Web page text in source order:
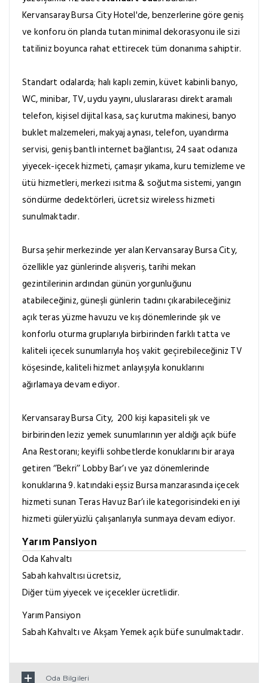
Kervansaray Bursa City Hotel'de, benzerlerine göre geniş
ve konforu ön planda tutan minimal dekorasyonu ile sizi
tatiliniz boyunca rahat ettirecek tüm donanıma sahiptir.
Standart odalarda; halı kaplı zemin, küvet kabinli banyo,
WC, minibar, TV, uydu yayını, uluslararası direkt aramalı
telefon, kişisel dijital kasa, saç kurutma makinesi, banyo
buklet malzemeleri, makyaj aynası, telefon, uyandırma
servisi, geniş bantlı internet bağlantısı, 24 saat odanıza
yiyecek-içecek hizmeti, çamaşır yıkama, kuru temizleme ve
ütü hizmetleri, merkezi ısıtma & soğutma sistemi, yangın
söndürme dedektörleri, ücretsiz wireless hizmeti
sunulmaktadır.
Bursa şehir merkezinde yer alan Kervansaray Bursa City,
özellikle yaz günlerinde alışveriş, tarihi mekan
gezintilerinin ardından günün yorgunluğunu
atabileceğiniz, güneşli günlerin tadını çıkarabileceğiniz
açık teras yüzme havuzu ve kış dönemlerinde şık ve
konforlu oturma gruplarıyla birbirinden farklı tatta ve
kaliteli içecek sunumlarıyla hoş vakit geçirebileceğiniz TV
köşesinde, kaliteli hizmet anlayışıyla konuklarını
ağırlamaya devam ediyor.
Kervansaray Bursa City, 200 kişi kapasiteli şık ve
birbirinden leziz yemek sunumlarının yer aldığı açık büfe
Ana Restoranı; keyifli sohbetlerde konuklarını bir araya
getiren ‘’Bekri’’ Lobby Bar’ı ve yaz dönemlerinde
konuklarına 9. katındaki eşsiz Bursa manzarasında içecek
hizmeti sunan Teras Havuz Bar’ı ile kategorisindeki en iyi
hizmeti güleryüzlü çalışanlarıyla sunmaya devam ediyor.
Yarım Pansiyon
Oda Kahvaltı
Sabah kahvaltısı ücretsiz,
Diğer tüm yiyecek ve içecekler ücretlidir.
Yarım Pansiyon
Sabah Kahvaltı ve Akşam Yemek açık büfe sunulmaktadır.
Oda Bilgileri